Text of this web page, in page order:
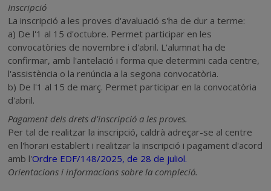
Inscripció
La inscripció a les proves d'avaluació s'ha de dur a terme:
a) De l'1 al 15 d'octubre. Permet participar en les
convocatòries de novembre i d'abril. L'alumnat ha de
confirmar, amb l'antelació i forma que determini cada centre,
l'assistència o la renúncia a la segona convocatòria.
b) De l'1 al 15 de març. Permet participar en la convocatòria
d'abril.
Pagament dels drets d'inscripció a les proves.
Per tal de realitzar la inscripció, caldrà adreçar-se al centre
en l'horari establert i realitzar la inscripció i pagament d'acord
amb l'Ordre EDF/148/2025, de 28 de juliol.
Orientacions i informacions sobre la compleció.